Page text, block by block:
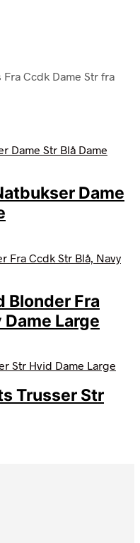
Ccdk Dame Str fra
Dame
Blonder Fra
Large
Trusser Str